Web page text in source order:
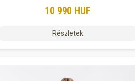
10 990 HUF
Részletek